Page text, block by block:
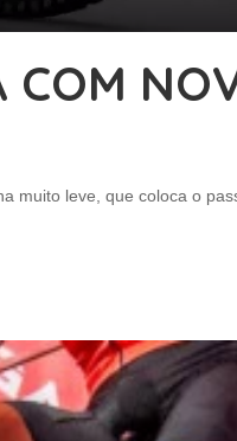
COM
muito leve, que coloca o